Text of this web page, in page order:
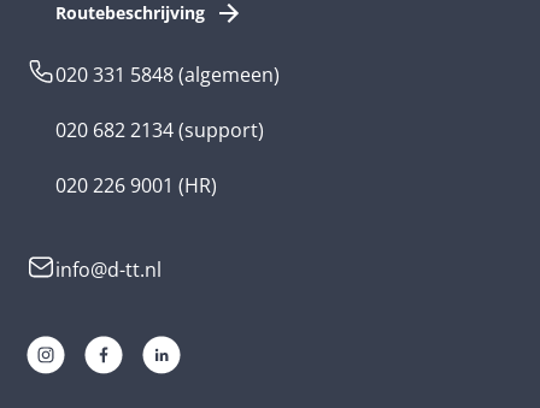
Hybride app
AR en VR app
Community app
E-learning app ontwikkelaar
Routebeschrijving
020 331 5848(algemeen)
020 682 2134(support)
020 226 9001 (HR)
info@d-tt.nl